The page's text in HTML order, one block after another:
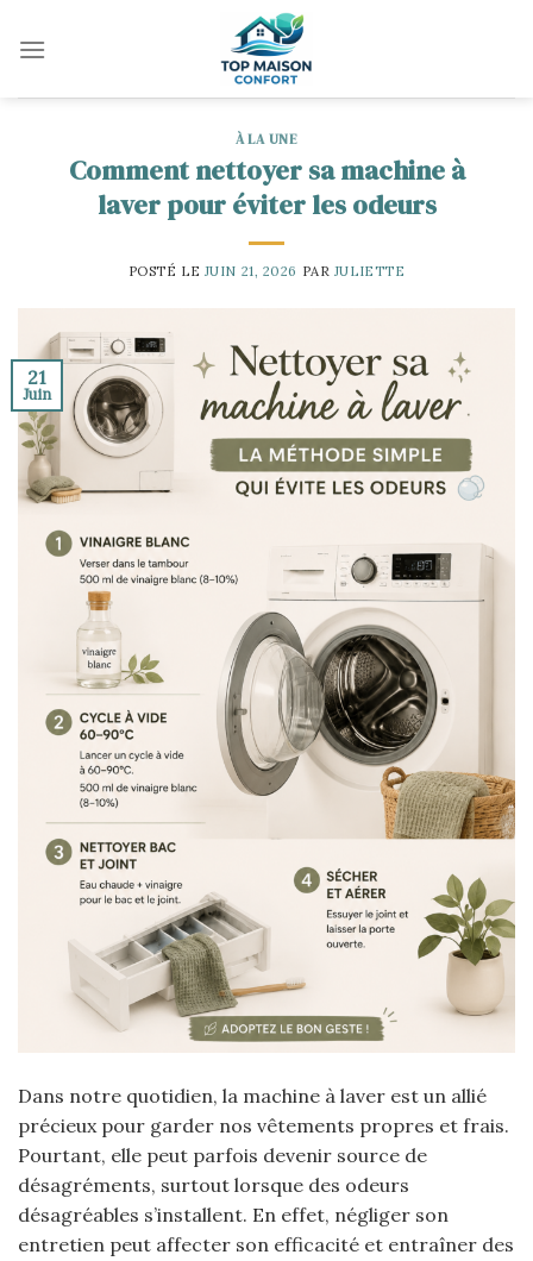
À LA UNE
Comment nettoyer sa machine à
laver pour éviter les odeurs
POSTÉ LE JUIN 21, 2026 PAR JULIETTE
21
Juin
Dans notre quotidien, la machine à laver est un allié
précieux pour garder nos vêtements propres et frais.
Pourtant, elle peut parfois devenir source de
désagréments, surtout lorsque des odeurs
désagréables s’installent. En effet, négliger son
entretien peut affecter son efficacité et entraîner des